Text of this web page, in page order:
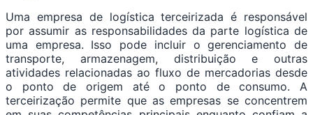
Uma empresa de logística terceirizada é responsável
por assumir as responsabilidades da parte logística de
uma empresa. Isso pode incluir o gerenciamento de
transporte, armazenagem, distribuição e outras
atividades relacionadas ao fluxo de mercadorias desde
o ponto de origem até o ponto de consumo. A
terceirização permite que as empresas se concentrem